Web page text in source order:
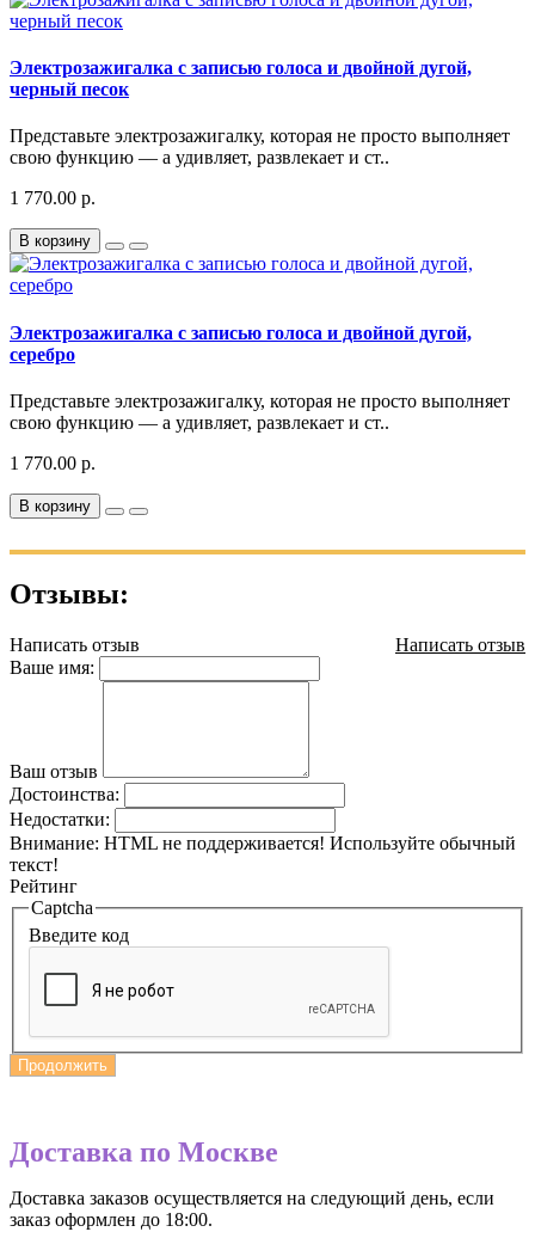
Электрозажигалка с записью голоса и двойной дугой,
черный песок
Представьте электрозажигалку, которая не просто выполняет
свою функцию — а удивляет, развлекает и ст..
1 770.00 р.
В корзину
Электрозажигалка с записью голоса и двойной дугой,
серебро
Представьте электрозажигалку, которая не просто выполняет
свою функцию — а удивляет, развлекает и ст..
1 770.00 р.
В корзину
Отзывы:
Написать отзыв
Написать отзыв
Ваше имя:
Ваш отзыв
Достоинства:
Недостатки:
Внимание: HTML не поддерживается! Используйте обычный
текст!
Рейтинг
Captcha
Введите код
Продолжить
Доставка по Москве
Доставка заказов осуществляется на следующий день, если
заказ оформлен до 18:00.